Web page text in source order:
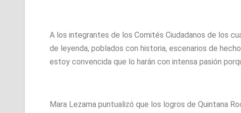
A los integrantes de los Comités Ciudadanos de los
de leyenda, poblados con historia, escenarios de
estoy convencida que lo harán con intensa pasión
Mara Lezama puntualizó que los logros de Quintana